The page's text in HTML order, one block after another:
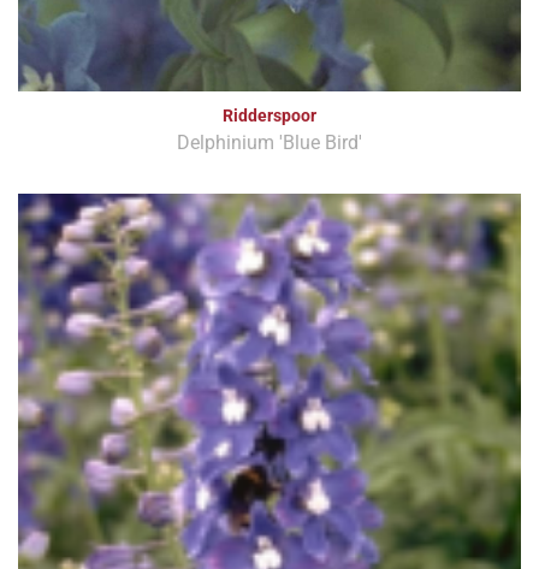
Ridderspoor
Delphinium 'Blue Bird'